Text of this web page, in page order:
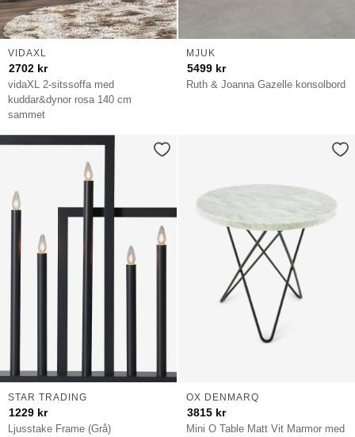
vidaXL 2-sitssoffa med
kuddar&dynor rosa 140 cm
sammet
VIDAXL
2702 kr
Ruth & Joanna Gazelle konsolbord
MJUK
5499 kr
Ljusstake Frame (Grå)
STAR TRADING
1229 kr
Mini O Table Matt Vit Marmor med
OX DENMARQ
3815 kr